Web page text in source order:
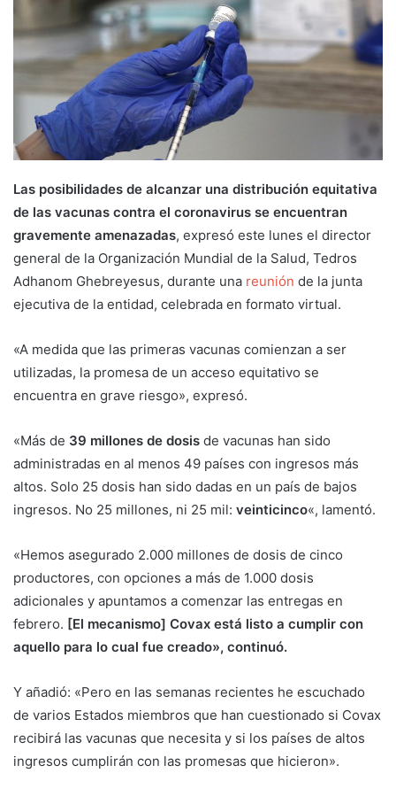
Las posibilidades de alcanzar una distribución equitativa
de las vacunas contra el coronavirus se encuentran
gravemente amenazadas, expresó este lunes el director
general de la Organización Mundial de la Salud, Tedros
Adhanom Ghebreyesus, durante una reunión de la junta
ejecutiva de la entidad, celebrada en formato virtual.
«A medida que las primeras vacunas comienzan a ser
utilizadas, la promesa de un acceso equitativo se
encuentra en grave riesgo», expresó.
«Más de 39 millones de dosis de vacunas han sido
administradas en al menos 49 países con ingresos más
altos. Solo 25 dosis han sido dadas en un país de bajos
ingresos. No 25 millones, ni 25 mil: veinticinco«, lamentó.
«Hemos asegurado 2.000 millones de dosis de cinco
productores, con opciones a más de 1.000 dosis
adicionales y apuntamos a comenzar las entregas en
febrero. [El mecanismo] Covax está listo a cumplir con
aquello para lo cual fue creado», continuó.
Y añadió: «Pero en las semanas recientes he escuchado
de varios Estados miembros que han cuestionado si Covax
recibirá las vacunas que necesita y si los países de altos
ingresos cumplirán con las promesas que hicieron».